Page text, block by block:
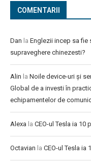
COMENTARII
Dan la Englezii incep sa
supraveghere chinezesti?
Alin la Noile device-uri și
Global de a investi în
echipamentelor de
Alexa la CEO-ul Tesla ia 10
Octavian la CEO-ul Tesla ia